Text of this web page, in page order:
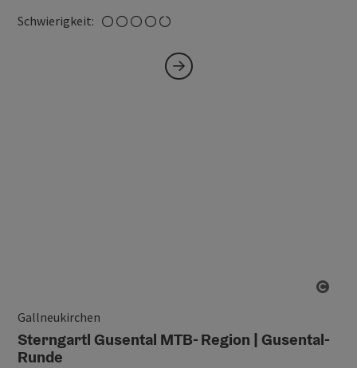
Schwierigkeit: schwer
Gallneukirchen
Sterngartl Gusental MTB- Region | Gusental-
Runde